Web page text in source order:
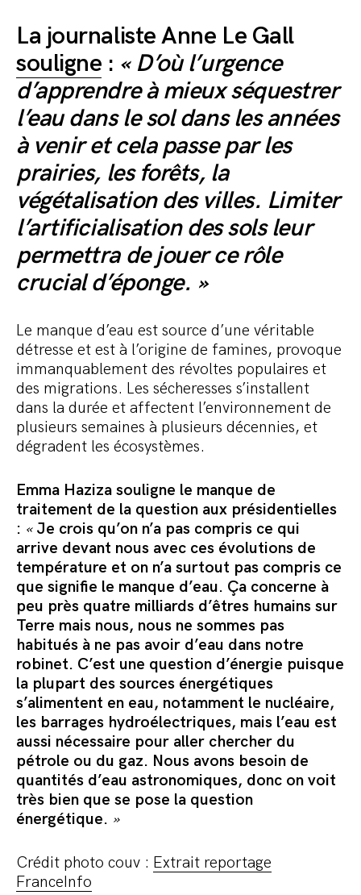
La journaliste Anne Le Gall
souligne : « D’où l’urgence
d’apprendre à mieux séquestrer
l’eau dans le sol dans les années
à venir et cela passe par les
prairies, les forêts, la
végétalisation des villes. Limiter
l’artificialisation des sols leur
permettra de jouer ce rôle
crucial d’éponge. »
Le manque d’eau est source d’une véritable
détresse et est à l’origine de famines, provoque
immanquablement des révoltes populaires et
des migrations. Les sécheresses s’installent
dans la durée et affectent l’environnement de
plusieurs semaines à plusieurs décennies, et
dégradent les écosystèmes.
Emma Haziza souligne le manque de
traitement de la question aux présidentielles
: « Je crois qu’on n’a pas compris ce qui
arrive devant nous avec ces évolutions de
température et on n’a surtout pas compris ce
que signifie le manque d’eau. Ça concerne à
peu près quatre milliards d’êtres humains sur
Terre mais nous, nous ne sommes pas
habitués à ne pas avoir d’eau dans notre
robinet. C’est une question d’énergie puisque
la plupart des sources énergétiques
s’alimentent en eau, notamment le nucléaire,
les barrages hydroélectriques, mais l’eau est
aussi nécessaire pour aller chercher du
pétrole ou du gaz. Nous avons besoin de
quantités d’eau astronomiques, donc on voit
très bien que se pose la question
énergétique. »
Crédit photo couv : Extrait reportage
FranceInfo